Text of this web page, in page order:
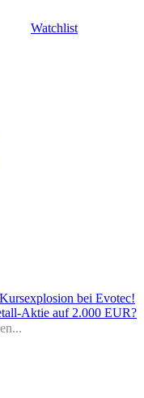
Watchlist
Kursexplosion bei Evotec!
Aktie auf 2.000 EUR?